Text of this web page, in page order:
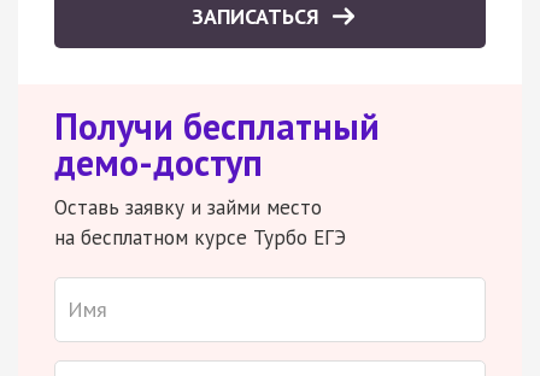
ЗАПИСАТЬСЯ
Получи бесплатный
демо-доступ
Оставь заявку и займи место
на бесплатном курсе Турбо ЕГЭ